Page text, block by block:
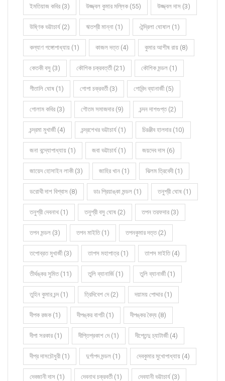
ইমতিয়াজ কবির (3) উজ্জ্বল কুমার মল্লিক (55) উজ্জ্বল দাস (3)
উষ্ণিক ভট্টাচার্য (2) ঋতশ্রী মান্না (1) ঐন্দ্রিলা ঘোষাল (1)
কল্যাণ গঙ্গোপাধ্যায় (1) কাজল দত্ত (4) কুমার আশীষ রায় (8)
কেতকী বসু (3) কৌশিক চক্রবর্ত্তী (21) কৌশিক মন্ডল (1)
গীতালি ঘোষ (1) গোপা চক্রবর্তী (3) গোবিন্দ ব্যানার্জী (5)
গোলাম কবির (3) গৌতম সমাজদার (9) চন্দন দাশগুপ্ত (2)
চন্দ্রমা মুখার্জী (4) চন্দ্রশেখর ভট্টাচার্য (1) চিরঞ্জীব হালদার (10)
জনা বন্দ্যোপাধ্যায় (1) জবা ভট্টাচার্য (1) জয়দেব দাস (6)
জায়েদ হোসাইন লাকী (3) জাহির খান (1) ঝিলম ত্রিবেদী (1)
ডরোথী দাশ বিশ্বাস (8) ডাঃ প্রিয়াঙ্কা মন্ডল (1) তনুশ্রী ঘোষ (1)
তনুশ্রী দেবনাথ (1) তনুশ্রী বসু ঘোষ (2) তপন তরফদার (3)
তপন মন্ডল (3) তপন মাইতি (1) তপনকুমার দত্ত (2)
তপোব্রত মুখার্জী (3) তাপস মহাপাত্র (1) তাপস মাইতি (4)
তীর্থঙ্কর সুমিত (11) তুলি ব্যানার্জি (1) তুলি ব্যানার্জী (1)
তুহিন কুমার চন্দ (1) ত্রিদিবেশ দে (2) দয়াময় পোদ্দার (1)
দীপক রজক (1) দীপঙ্কর বাগচী (1) দীপঙ্কর বৈদ্য (8)
দীপা সরকার (1) দীপ্তিপ্রকাশ দে (1) দীপ্তেন্দু চ্যাটার্জী (4)
দীপ্র দাসচৌধুরী (1) দুর্গাপদ মন্ডল (1) দেবকুমার মুখোপাধ্যায় (4)
দেবজানী দাস (1) দেবনাথ চক্রবর্তী (1) দেবযানী ভট্টাচার্য (3)